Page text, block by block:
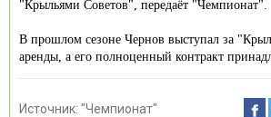
"Крыльями Советов", передаёт "Чемпионат".
В прошлом сезоне Чернов выступал за
аренды, а его полноценный контракт
Источник: "Чемпионат"